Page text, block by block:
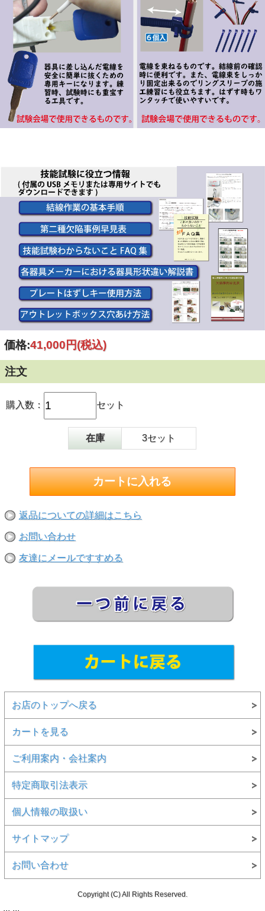
価格:41,000円(税込)
注文
購入数： セット
在庫 3セット
返品についての詳細はこちら
お問い合わせ
友達にメールですすめる
お店のトップへ戻る
カートを見る
ご利用案内・会社案内
特定商取引法表示
個人情報の取扱い
サイトマップ
お問い合わせ
Copyright (C) All Rights Reserved.
... ...